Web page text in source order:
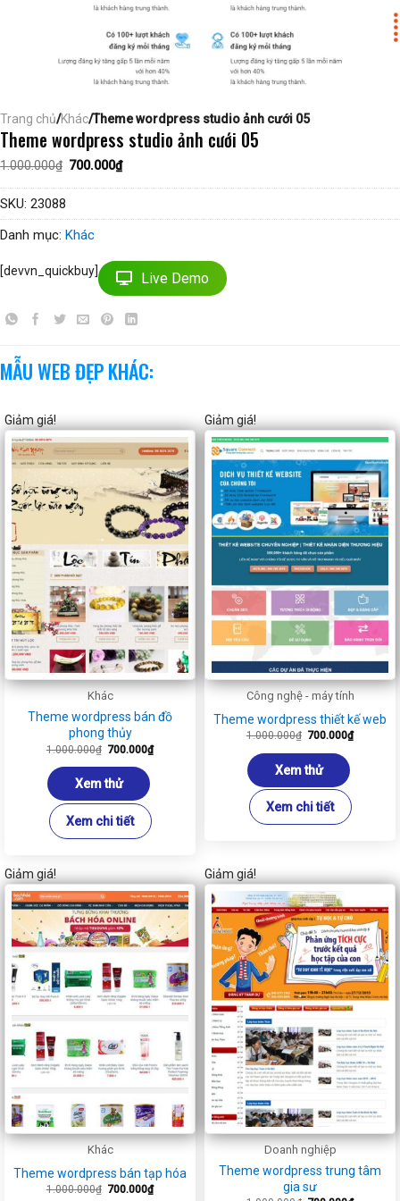
Trang chủ/Khác/Theme wordpress studio ảnh cưới 05
Theme wordpress studio ảnh cưới 05
1.000.000₫ Giá
là:
700.000₫Giá
hiện
tại
SKU: 23088
Danh mục: Khác
[devvn_quickbuy] Live Demo
MẪU WEB ĐẸP KHÁC:
Giảm giá!
Khác
Theme wordpress bán đồ
phong thủy
1.000.000₫ Giá
là:
1.000.000₫.
700.000₫Giá
hiện
Xem thử
Xem chi tiết
Giảm giá!
Công nghệ - máy tính
Theme wordpress thiết kế web
1.000.000₫ Giá
là:
1.000.000₫.
700.000₫Giá
hiện
Xem thử
Xem chi tiết
Giảm giá!
Khác
Theme wordpress bán tạp hóa
1.000.000₫ Giá
700.000₫Giá
hiện
Giảm giá!
Doanh nghiệp
Theme wordpress trung tâm
gia sư